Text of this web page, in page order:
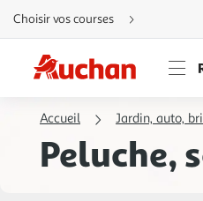
Aller
directement
au
Aller
directement
à
Aller
navigation
Choisir vos courses
Accueil Jardin, auto,
Peluche,